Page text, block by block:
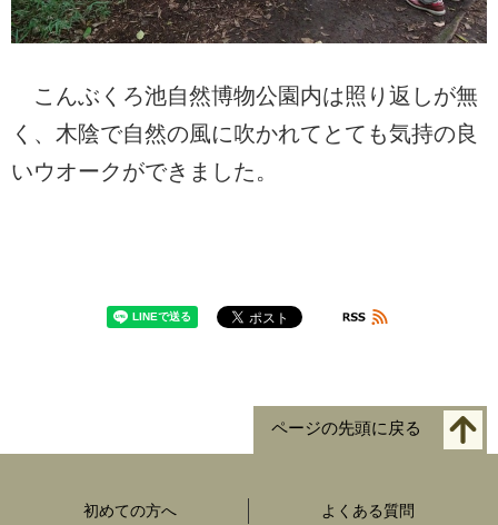
こんぶくろ池自然博物公園内は照り返しが無
く、木陰で自然の風に吹かれてとても気持の良
いウオークができました。
ページの先頭に戻る
初めての方へ よくある質問